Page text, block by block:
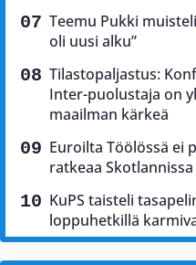
Teemu Pukki
oli uusi alku”
Tilastopaljastus:
Inter-puolustaja on
maailman kärkeä
Euroilta Töölössä ei
ratkeaa Skotlannissa
KuPS taisteli
loppuhetkillä